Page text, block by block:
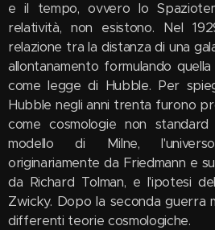
e il tempo, ovvero lo
relatività, non esistono. Nel
relazione tra la distanza di una
allontanamento formulando
come legge di Hubble. Per
Hubble negli anni trenta furono
come cosmologie non
modello di Milne,
originariamente da Friedmann e
da Richard Tolman, e l'ipotesi
Zwicky. Dopo la seconda guerra
differenti teorie cosmologiche.